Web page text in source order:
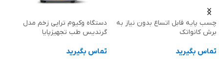
دستگاه وکیوم تراپی زخم مدل
گرندیس طب تجهیزپایا
تماس بگیرید
گن غبغب و لیفت صورت مدیک